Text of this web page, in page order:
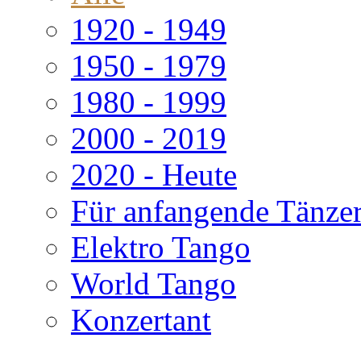
1920 - 1949
1950 - 1979
1980 - 1999
2000 - 2019
2020 - Heute
Für anfangende
Elektro Tango
World Tango
Konzertant